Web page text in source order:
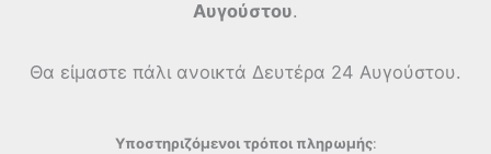
Αυγούστου.
Θα είμαστε πάλι ανοικτά Δευτέρα 24 Αυγούστου.
Υποστηριζόμενοι τρόποι πληρωμής: